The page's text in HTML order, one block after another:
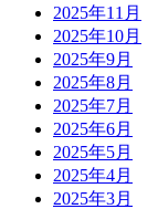
2025年11月
2025年10月
2025年9月
2025年8月
2025年7月
2025年6月
2025年5月
2025年4月
2025年3月